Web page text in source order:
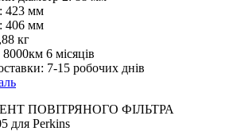
423 мм
406 мм
кг
8000км 6 місяців
7-15 робочих днів